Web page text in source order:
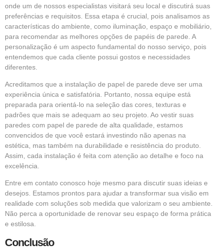
onde um de nossos especialistas visitará seu local e discutirá suas
preferências e requisitos. Essa etapa é crucial, pois analisamos as
características do ambiente, como iluminação, espaço e mobiliário,
para recomendar as melhores opções de papéis de parede. A
personalização é um aspecto fundamental do nosso serviço, pois
entendemos que cada cliente possui gostos e necessidades
diferentes.
Acreditamos que a instalação de papel de parede deve ser uma
experiência única e satisfatória. Portanto, nossa equipe está
preparada para orientá-lo na seleção das cores, texturas e
padrões que mais se adequam ao seu projeto. Ao vestir suas
paredes com papel de parede de alta qualidade, estamos
convencidos de que você estará investindo não apenas na
estética, mas também na durabilidade e resistência do produto.
Assim, cada instalação é feita com atenção ao detalhe e foco na
excelência.
Entre em contato conosco hoje mesmo para discutir suas ideias e
desejos. Estamos prontos para ajudar a transformar sua visão em
realidade com soluções sob medida que valorizam o seu ambiente.
Não perca a oportunidade de renovar seu espaço de forma prática
e estilosa.
Conclusão